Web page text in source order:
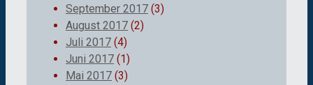
September 2017 (3)
August 2017 (2)
Juli 2017 (4)
Juni 2017 (1)
Mai 2017 (3)